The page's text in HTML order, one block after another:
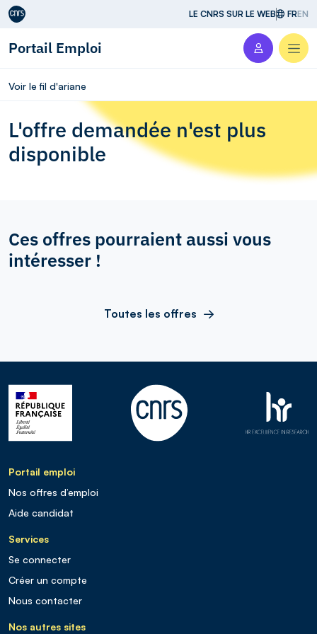
Aller au contenu LE CNRS SUR LE WEB FREN
Portail Emploi
Voir le fil d'ariane
L'offre demandée n'est plus
disponible
Ces offres pourraient aussi vous
intéresser !
Toutes les offres
Portail emploi
Nos offres d’emploi
Aide candidat
Services
Se connecter
Créer un compte
Nous contacter
Nos autres sites